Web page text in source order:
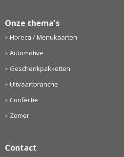
Onze thema's
Horeca / Menukaarten
Automotive
Geschenkpakketten
Uitvaartbranche
Confectie
Zomer
Contact